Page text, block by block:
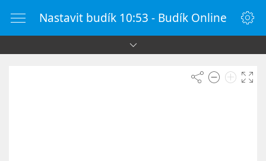
Nastavit budík 10:53 - Budík Online